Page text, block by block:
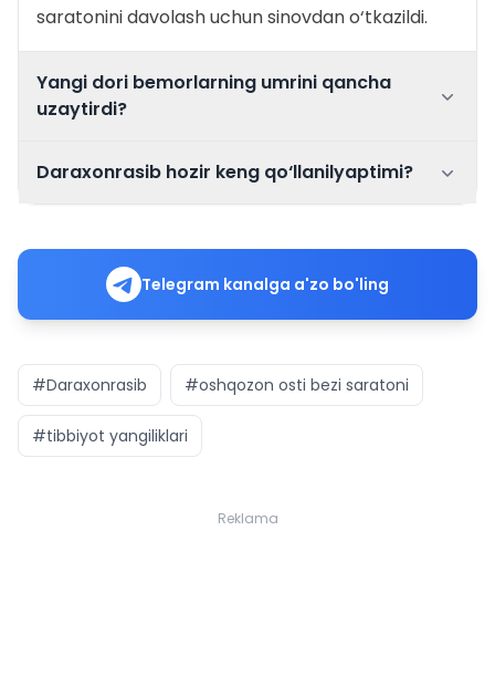
saratonini davolash uchun sinovdan o‘tkazildi.
Yangi dori bemorlarning umrini qancha
uzaytirdi?
Daraxonrasib hozir keng qo‘llanilyaptimi?
Telegram kanalga a'zo bo'ling
#Daraxonrasib #oshqozon osti bezi saratoni
#tibbiyot yangiliklari
Reklama